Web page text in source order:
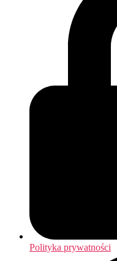
Polityka prywatności